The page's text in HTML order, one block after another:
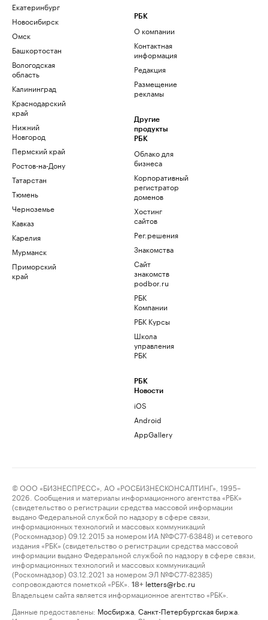
Екатеринбург
Новосибирск
Омск
Башкортостан
Вологодская
область
Калининград
Краснодарский
край
Нижний
Новгород
Пермский край
Ростов-на-Дону
Татарстан
Тюмень
Черноземье
Кавказ
Карелия
Мурманск
Приморский
край
РБК
О компании
Контактная
информация
Редакция
Размещение
рекламы
Другие
продукты
РБК
Облако для
бизнеса
Корпоративный
регистратор
доменов
Хостинг
сайтов
Рег.решения
Знакомства
Сайт
знакомств
podbor.ru
РБК
Компании
РБК Курсы
Школа
управления
РБК
РБК
Новости
iOS
Android
AppGallery
© ООО «БИЗНЕСПРЕСС», АО «РОСБИЗНЕСКОНСАЛТИНГ», 1995–
2026. Сообщения и материалы информационного агентства «РБК»
(свидетельство о регистрации средства массовой информации
выдано Федеральной службой по надзору в сфере связи,
информационных технологий и массовых коммуникаций
(Роскомнадзор) 09.12.2015 за номером ИА №ФС77-63848) и сетевого
издания «РБК» (свидетельство о регистрации средства массовой
информации выдано Федеральной службой по надзору в сфере связи,
информационных технологий и массовых коммуникаций
(Роскомнадзор) 03.12.2021 за номером ЭЛ №ФС77-82385)
сопровождаются пометкой «РБК».
18+ letters@rbc.ru
Владельцем сайта является информационное агентство «РБК».
Данные предоставлены: Мосбиржа Санкт-Петербургская биржа